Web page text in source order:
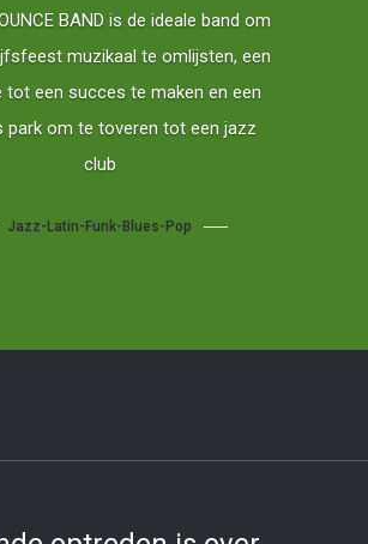
BAND is de ideale band om
muzikaal te omlijsten, een
tot een succes te maken en een
park om te toveren tot een jazz
club
Jazz-Latin-Funk-Blues-Pop